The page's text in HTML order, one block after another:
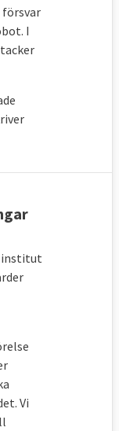
försvar
I
institut
Vi